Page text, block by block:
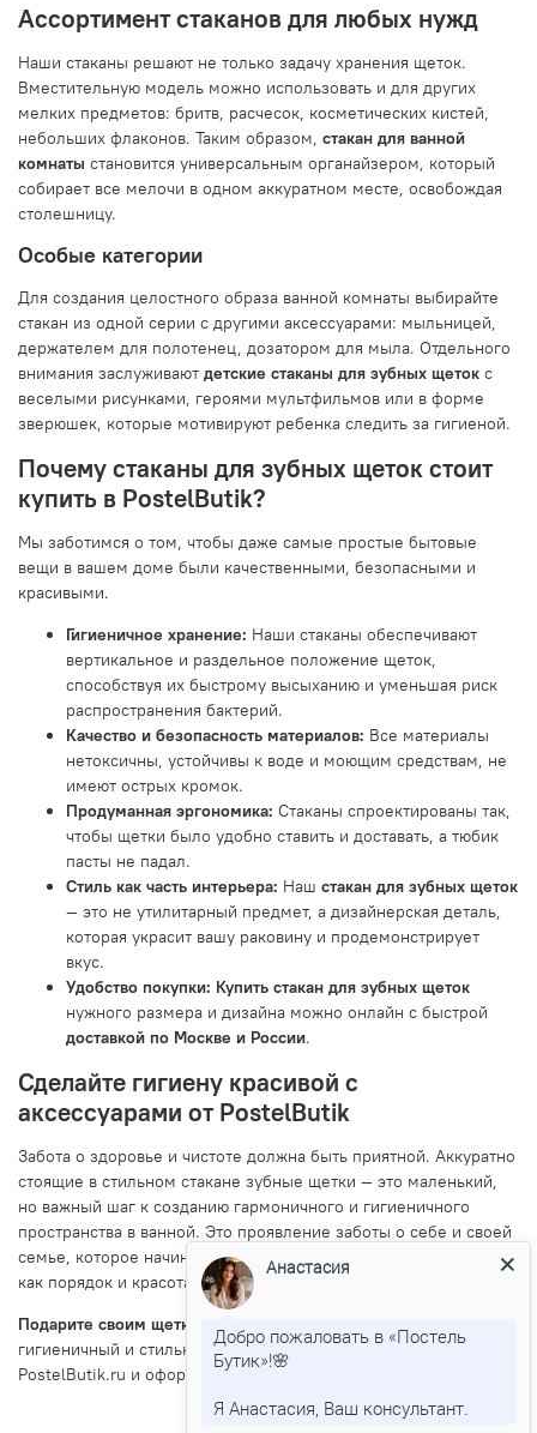
Ассортимент стаканов для любых нужд
Наши стаканы решают не только задачу хранения щеток.
Вместительную модель можно использовать и для других
мелких предметов: бритв, расчесок, косметических кистей,
небольших флаконов. Таким образом, стакан для ванной
комнаты становится универсальным органайзером, который
собирает все мелочи в одном аккуратном месте, освобождая
столешницу.
Особые категории
Для создания целостного образа ванной комнаты выбирайте
стакан из одной серии с другими аксессуарами: мыльницей,
держателем для полотенец, дозатором для мыла. Отдельного
внимания заслуживают детские стаканы для зубных щеток с
веселыми рисунками, героями мультфильмов или в форме
зверюшек, которые мотивируют ребенка следить за гигиеной.
Почему стаканы для зубных щеток стоит
купить в PostelButik?
Мы заботимся о том, чтобы даже самые простые бытовые
вещи в вашем доме были качественными, безопасными и
красивыми.
Гигиеничное хранение: Наши стаканы обеспечивают
вертикальное и раздельное положение щеток,
способствуя их быстрому высыханию и уменьшая риск
распространения бактерий.
Качество и безопасность материалов: Все материалы
нетоксичны, устойчивы к воде и моющим средствам, не
имеют острых кромок.
Продуманная эргономика: Стаканы спроектированы так,
чтобы щетки было удобно ставить и доставать, а тюбик
пасты не падал.
Стиль как часть интерьера: Наш стакан для зубных щеток
— это не утилитарный предмет, а дизайнерская деталь,
которая украсит вашу раковину и продемонстрирует
вкус.
Удобство покупки: Купить стакан для зубных щеток
нужного размера и дизайна можно онлайн с быстрой
доставкой по Москве и России.
Сделайте гигиену красивой с
аксессуарами от PostelButik
Забота о здоровье и чистоте должна быть приятной. Аккуратно
стоящие в стильном стакане зубные щетки — это маленький,
но важный шаг к созданию гармоничного и гигиеничного
пространства в ванной. Это проявление заботы о себе и своей
семье, которое начинается с таких простых и понятных вещей,
как порядок и красота в мелочах.
Подарите своим щеткам достойный дом!
гигиеничный и стильныйстакан для зубных щетокв каталоге
PostelButik.ru и оформите заказ с
Анастасия
Добро пожаловать в «Постель
Бутик»!🌸
Я Анастасия, Ваш консультант.